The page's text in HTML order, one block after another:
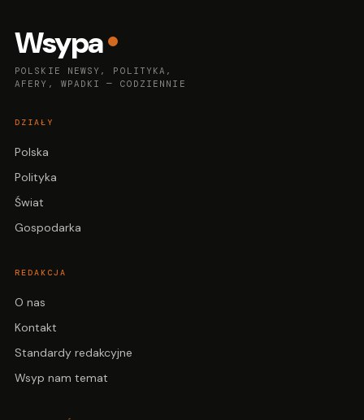
Wsypa
POLSKIE NEWSY, POLITYKA,
AFERY, WPADKI — CODZIENNIE
DZIAŁY
Polska
Polityka
Świat
Gospodarka
REDAKCJA
O nas
Kontakt
Standardy redakcyjne
Wsyp nam temat